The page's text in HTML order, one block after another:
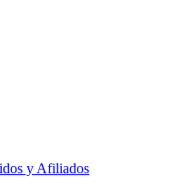
y Afiliados